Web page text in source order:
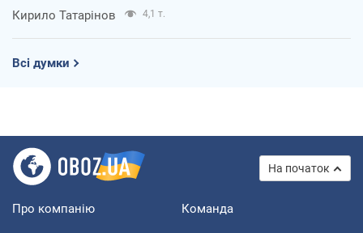
Кирило Татарінов 4,1 т.
Всі думки
На початок
Про компанію Команда